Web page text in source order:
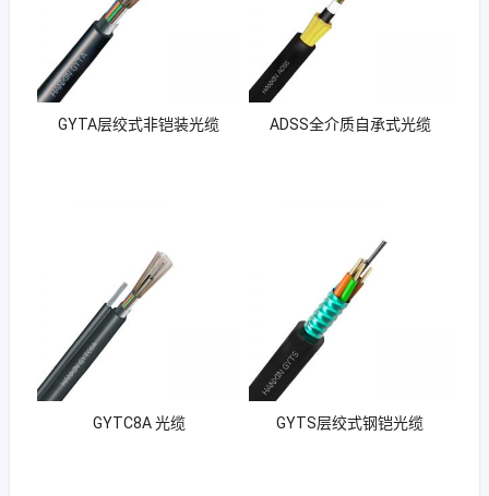
GYTA层绞式非铠装光缆 ADSS全介质自承式光缆
GYTC8A 光缆 GYTS层绞式钢铠光缆